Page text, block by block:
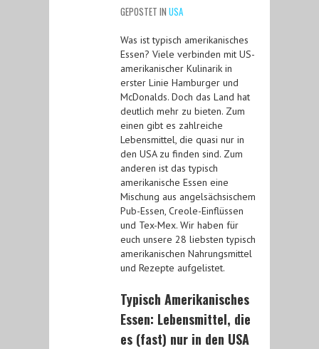
GEPOSTET IN USA
Was ist typisch amerikanisches
Essen? Viele verbinden mit US-
amerikanischer Kulinarik in
erster Linie Hamburger und
McDonalds. Doch das Land hat
deutlich mehr zu bieten. Zum
einen gibt es zahlreiche
Lebensmittel, die quasi nur in
den USA zu finden sind. Zum
anderen ist das typisch
amerikanische Essen eine
Mischung aus angelsächsischem
Pub-Essen, Creole-Einflüssen
und Tex-Mex. Wir haben für
euch unsere 28 liebsten typisch
amerikanischen Nahrungsmittel
und Rezepte aufgelistet.
Typisch Amerikanisches
Essen: Lebensmittel, die
es (fast) nur in den USA